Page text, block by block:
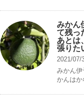
みかん
て残っ
あとは
張りた
2021/07/
みかん
かんはか